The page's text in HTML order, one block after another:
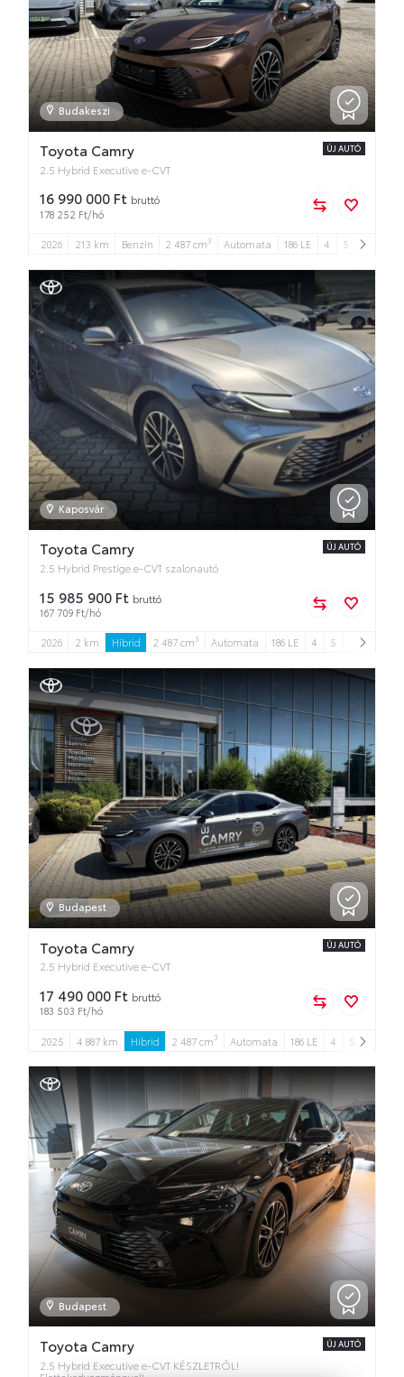
Budakeszi
Toyota Camry
2.5 Hybrid Executive e-CVT
ÚJ AUTÓ
16 990 000 Ft bruttó
178 252 Ft/hó
2026 213 km Benzin 2 487 cm3 Automata 186 LE 4 5
Kaposvár
Toyota Camry
2.5 Hybrid Prestige e-CVT szalonautó
ÚJ AUTÓ
15 985 900 Ft bruttó
167 709 Ft/hó
2026 2 km Hibrid 2 487 cm3 Automata 186 LE 4 5
Budapest
Toyota Camry
2.5 Hybrid Executive e-CVT
ÚJ AUTÓ
17 490 000 Ft bruttó
183 503 Ft/hó
2025 4 887 km Hibrid 2 487 cm3 Automata 186 LE 4 5
Budapest
Toyota Camry
2.5 Hybrid Executive e-CVT KÉSZLETRŐL!
ÚJ AUTÓ